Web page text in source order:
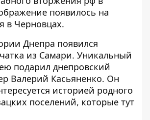
появилось на
в Черновцах.
Днепра появился
из Самари. Уникальный
подарил днепровский
Валерий Касьяненко. Он
историей родного
поселений, которые тут